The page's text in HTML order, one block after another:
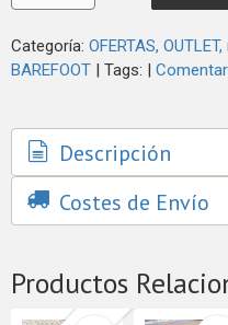
Categoría: OFERTAS,
BAREFOOT | Tags: |
Descripción
Costes de Envío
Productos